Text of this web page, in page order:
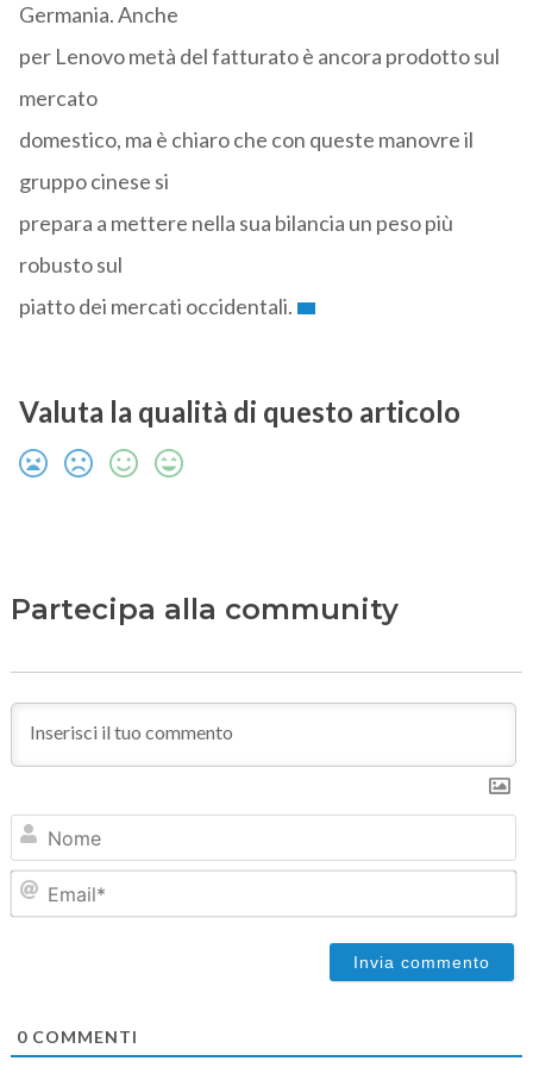
Germania. Anche
per Lenovo metà del fatturato è ancora prodotto sul
mercato
domestico, ma è chiaro che con queste manovre il
gruppo cinese si
prepara a mettere nella sua bilancia un peso più
robusto sul
piatto dei mercati occidentali.
Valuta la qualità di questo articolo
Partecipa alla community
0COMMENTI